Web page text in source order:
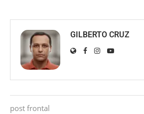
GILBERTO CRUZ
post frontal